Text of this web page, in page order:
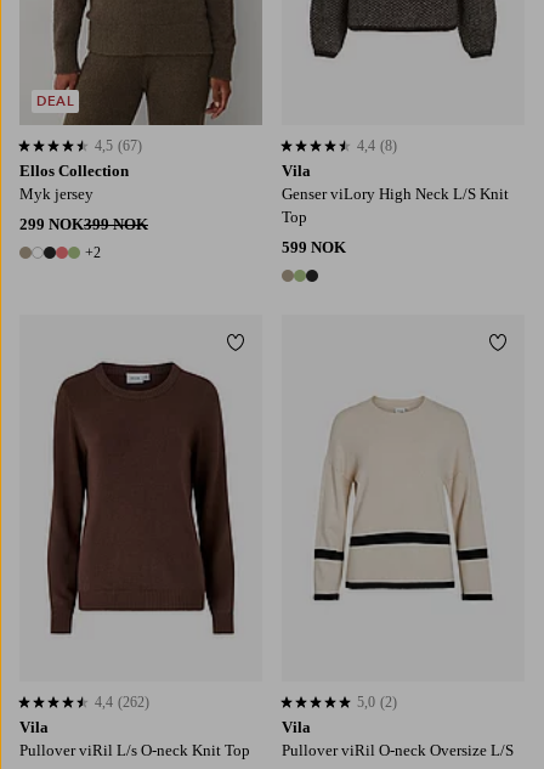
Ellos Collection
Myk jersey
299 NOK399 NOK
7 farger
+2
4,5 basert på 67 karaktergivninger
4,5 (67)
DEAL
Vila
Genser viLory High Neck L/S Knit
Top
599 NOK
3 farger
4,4 basert på 8 karaktergivninger
4,4 (8)
Vila
Pullover viRil L/s O-neck Knit Top
4,4 basert på 262 karaktergivninger
4,4 (262)
Legg til favoritter
Vila
Pullover viRil O-neck Oversize L/S
5,0 basert på 2 karaktergivninger
5,0 (2)